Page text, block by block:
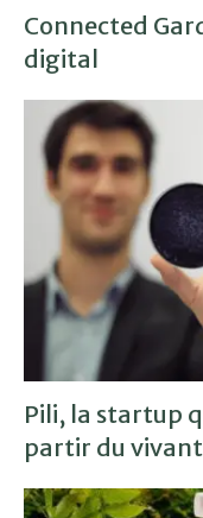
Connected
digital
Pili, la startup
partir du vivant